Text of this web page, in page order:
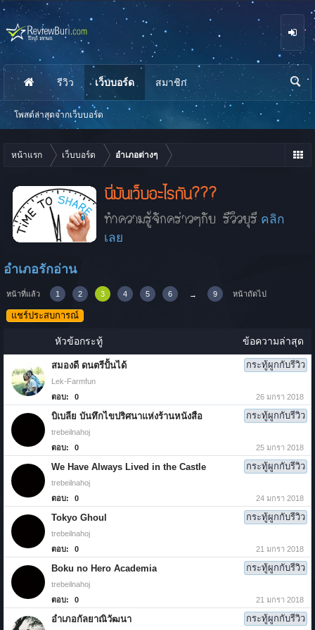
หน้าแรก เว็บบอร์ด อำเภอต่างๆ
นี่มันเว็บอะไรกัน???
ทำความรู้จักคร่าวๆกับ รีวิวบุรี คลิก
เลย
อำเภอรักอ่าน
หน้าที่แล้ว 1 2 3 4 5 6 → 9 หน้าถัดไป
แชร์ประสบการณ์
หัวข้อกระทู้ ข้อความล่าสุด
กระทู้ผูกกับรีวิว
สมองดี ดนตรีปั้นได้
Lek-Farmfun
ตอบ:
0 26 มกรา 2018
กระทู้ผูกกับรีวิว
บิเบลีย บันทึกไขปริศนาแห่งร้านหนังสือ
trebeilnahoj
ตอบ:
0 25 มกรา 2018
กระทู้ผูกกับรีวิว
We Have Always Lived in the Castle
trebeilnahoj
ตอบ:
0 24 มกรา 2018
กระทู้ผูกกับรีวิว
Tokyo Ghoul
trebeilnahoj
ตอบ:
0 21 มกรา 2018
กระทู้ผูกกับรีวิว
Boku no Hero Academia
trebeilnahoj
ตอบ:
0 21 มกรา 2018
กระทู้ผูกกับรีวิว
อำเภอกัลยาณิวัฒนา
รีวิว เว็บบอร์ด
โพสต์ล่าสุดจากเว็บบอร์ด
สมาชิก
นห
า